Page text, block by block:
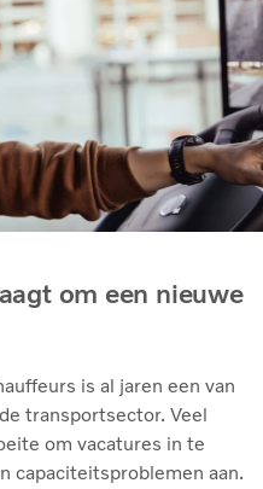
om een nieuwe
is al jaren een van
transportsector. Veel
om vacatures in te
capaciteitsproblemen aan.